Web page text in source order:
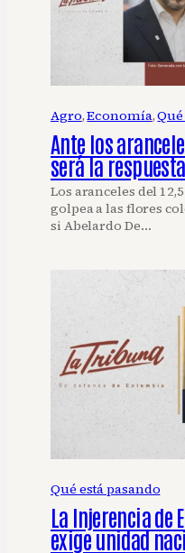
Agro, Economía,
Ante los
será la
Los aranceles del
golpea a las flores
si Abelardo De…
Qué está pasando
La Injerencia de
exige unidad